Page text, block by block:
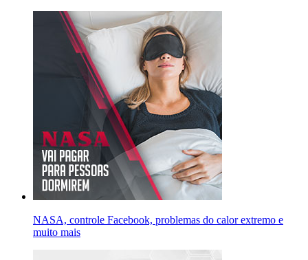
NASA, controle Facebook, problemas do calor extremo e
muito mais